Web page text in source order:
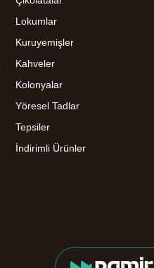
Lokumlar
Kuruyemişler
Kahveler
Kolonyalar
Yöresel Tadlar
Tepsiler
İndirimli Ürünler